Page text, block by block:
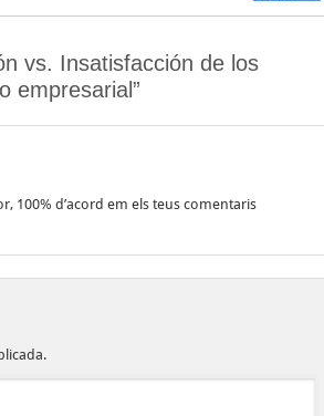
vs. Insatisfacción de los
empresarial”
100% d’acord em els teus comentaris